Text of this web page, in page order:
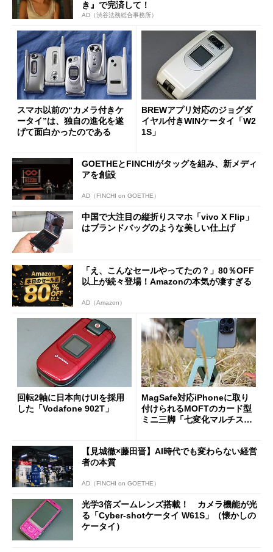
き』で完済して！
AD（渋谷法務総合事務所）
スマホ以前の“カメラ付きケ
ータイ”は、独自の進化を遂
げて面白かったのである
BREWアプリ対応のジョグダ
イヤル付きWINケータイ「W2
1S」
GOETHEとFINCHIがタッグを組み、新メディ
アを創設
AD（FINCHI on GOETHE）
中国で大注目の縦折りスマホ「vivo X Flip」
はブランドバッグのような美しい仕上げ
「え、こんなセールやってたの？」80％OFF
以上が続々登場！Amazonの本気が凄すぎる
AD（Amazon）
回転2軸に日本向けUIを採用
した「Vodafone 902T」
MagSafe対応iPhoneに取り
付けられるMOFTのカード型
ミニ三脚「七変化マルチスタ
【見城徹×藤田晋】AI時代でも変わらない経営
者の本質
AD（FINCHI on GOETHE）
光学3倍ズームレンズ搭載！ カメラ機能が光
る「Cyber-shotケータイ W61S」（懐かしの
ケータイ）